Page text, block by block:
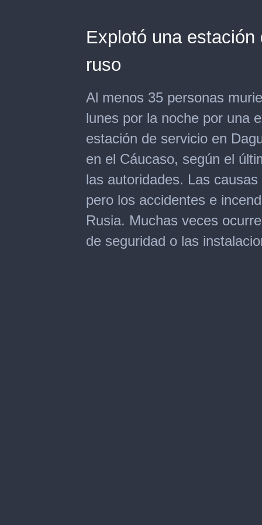
Explotó una
ruso
Al menos 35 personas
lunes por la noche por una
estación de servicio en
en el Cáucaso, según el
las autoridades. Las
pero los accidentes e
Rusia. Muchas veces
de seguridad o las